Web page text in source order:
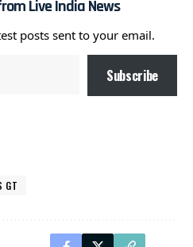
Live India News
posts sent to your email.
Subscribe
GT